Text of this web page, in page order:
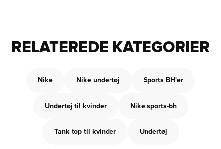
RELATEREDE KATEGORIER
Nike Nike undertøj Sports BH'er
Undertøj til kvinder Nike sports-bh
Tank top til kvinder Undertøj